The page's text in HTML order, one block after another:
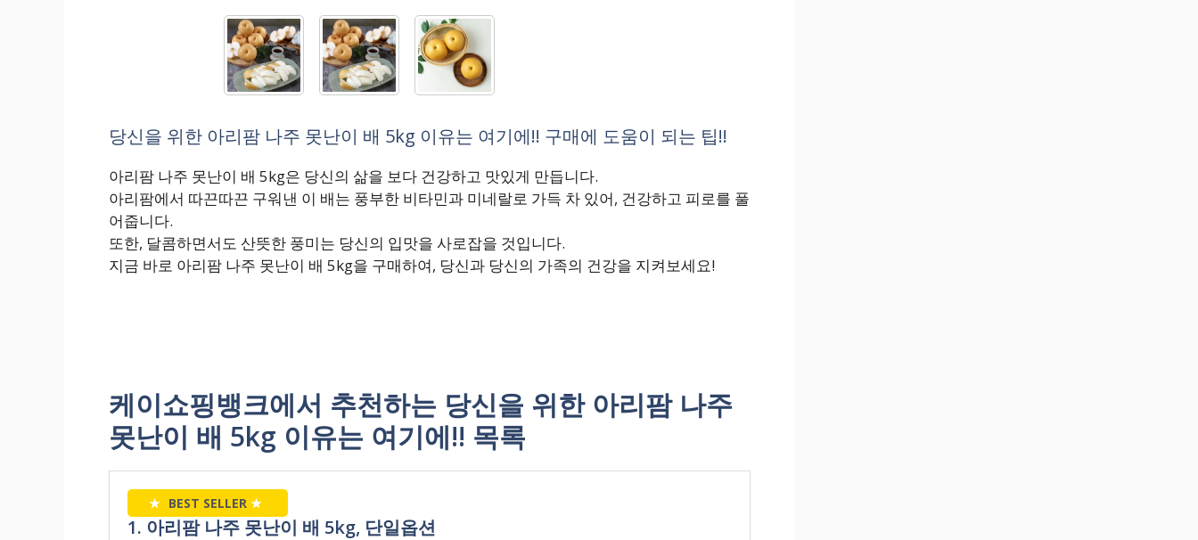
당신을 위한 아리팜 나주 못난이 배 5kg 이유는 여기에!! 구매에 도움이 되는 팁!!
아리팜 나주 못난이 배 5kg은 당신의 삶을 보다 건강하고 맛있게 만듭니다.
아리팜에서 따끈따끈 구워낸 이 배는 풍부한 비타민과 미네랄로 가득 차 있어, 건강하고 피로를 풀
어줍니다.
또한, 달콤하면서도 산뜻한 풍미는 당신의 입맛을 사로잡을 것입니다.
지금 바로 아리팜 나주 못난이 배 5kg을 구매하여, 당신과 당신의 가족의 건강을 지켜보세요!
케이쇼핑뱅크에서 추천하는 당신을 위한 아리팜 나주
못난이 배 5kg 이유는 여기에!! 목록
★ BEST SELLER ★
1. 아리팜 나주 못난이 배 5kg, 단일옵션